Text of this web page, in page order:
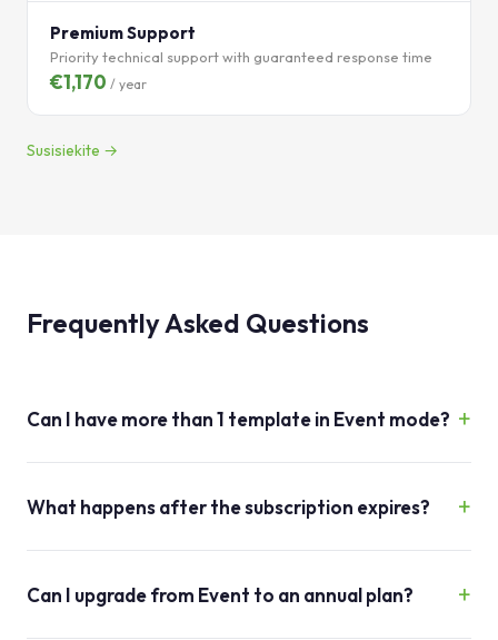
Premium Support
Priority technical support with guaranteed response time
€1,170 / year
Susisiekite →
Frequently Asked Questions
Can I have more than 1 template in Event mode?
What happens after the subscription expires?
Can I upgrade from Event to an annual plan?